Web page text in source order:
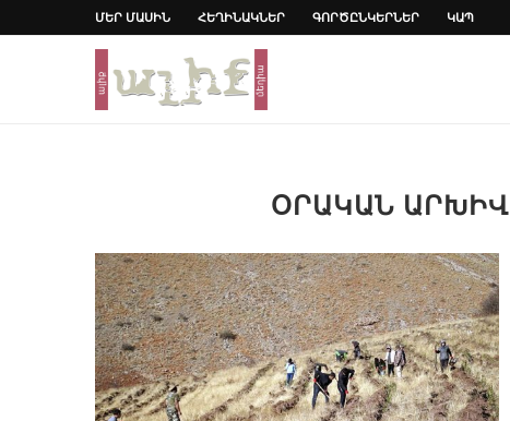
ՄԵՐ ՄԱՍԻՆ ՀԵՂԻՆԱԿՆԵՐ ԳՈՐԾԸՆԿԵՐՆԵՐ ԿԱՊ
ՕՐԱԿԱՆ ԱՐԽԻՎ